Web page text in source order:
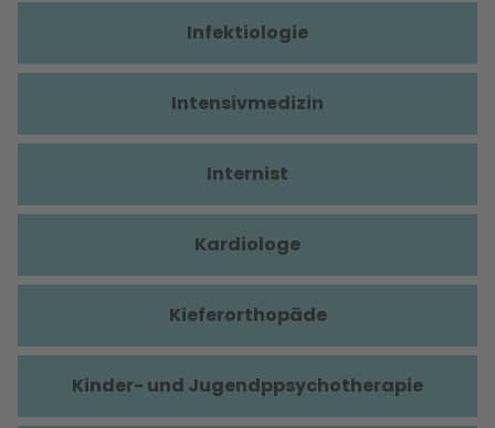
Infektiologie
Intensivmedizin
Internist
Kardiologe
Kieferorthopäde
Kinder- und Jugendppsychotherapie